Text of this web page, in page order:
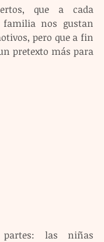
que a cada
nos gustan
pero que a fin
pretexto más para
las niñas